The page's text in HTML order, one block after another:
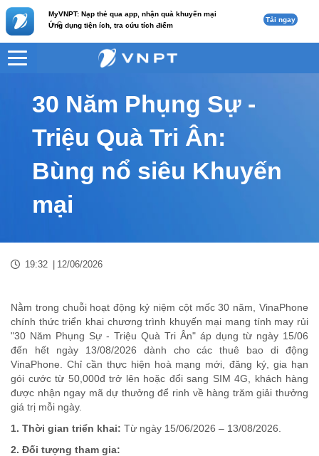
MyVNPT: Nạp thẻ qua app, nhận quà khuyến mại
Ứng dụng tiện ích, tra cứu tích điểm
c Tải ngay
VNPT Nội dung tin
30 Năm Phụng Sự -
Triệu Quà Tri Ân:
Bùng nổ siêu Khuyến
mại
19:32 12/06/2026
Nằm trong chuỗi hoạt động kỷ niệm cột mốc 30 năm, VinaPhone
chính thức triển khai chương trình khuyến mại mang tính may rủi
"30 Năm Phụng Sự - Triệu Quà Tri Ân" áp dụng từ ngày 15/06
đến hết ngày 13/08/2026 dành cho các thuê bao di động
VinaPhone. Chỉ cần thực hiện hoà mạng mới, đăng ký, gia hạn
gói cước từ 50,000đ trở lên hoặc đổi sang SIM 4G, khách hàng
được nhận ngay mã dự thưởng để rinh về hàng trăm giải thưởng
giá trị mỗi ngày.
1. Thời gian triển khai: Từ ngày 15/06/2026 – 13/08/2026.
2. Đối tượng tham gia: